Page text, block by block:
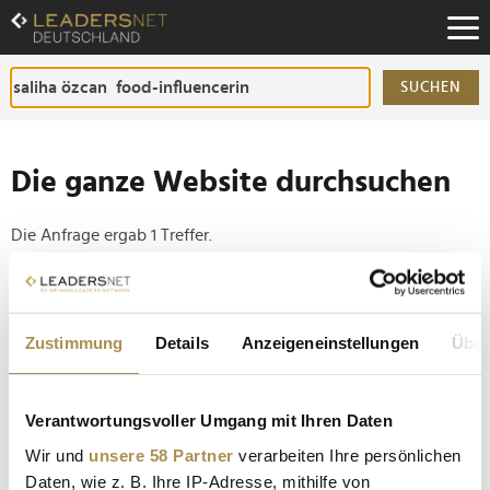
Zustimmung Details Anzeigeneinstellungen
Verantwortungsvoller Umgang mit Ihren Daten
Wir und unsere 58 Partner verarbeiten Ihre persönlichen
Daten, wie z. B. Ihre IP-Adresse, mithilfe von
Zum
Inhalt
Zur
Fußzeilen-
Navigation
SUCHEN
Die ganze Website durchsuchen
Die Anfrage ergab 1 Treffer.
Tipp
Seiten suchen, die genau diese Wortgruppe enthalten:
Sallys Welt dominiert den digitalen Food-Markt